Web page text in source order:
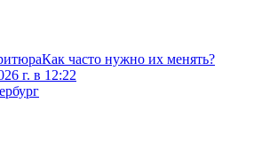
Как часто нужно их менять?
г. в 12:22